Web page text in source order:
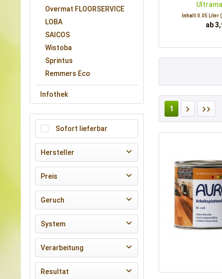
Overmat FLOORSERVICE
LOBA
SAICOS
Wistoba
Sprintus
Remmers Eco
Infothek
Sofort lieferbar
Hersteller
AURO
Preis
von3,90 €bis89,90 €
Geruch
geruchsmild
System
Aqua
PurSolid
Classic
Verarbeitung
Tropf- und spritzarm
Resultat
Inhalt0.05 Liter
ab
1